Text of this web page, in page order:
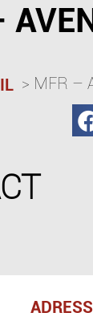
MFR –